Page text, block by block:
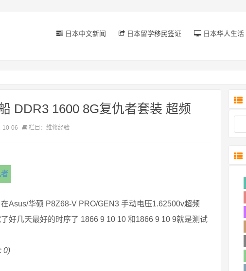
日本中文新闻 日本留学移民签证 日本华人生活
DDR3 1600 8G复仇者套装 超频
10-06 栏目：维修经验
Asus/华硕 P8Z68-V PRO/GEN3 手动电压1.62500v超频
好几天最好的时序了 1866 9 10 10 和1866 9 10 9就是测试
0)